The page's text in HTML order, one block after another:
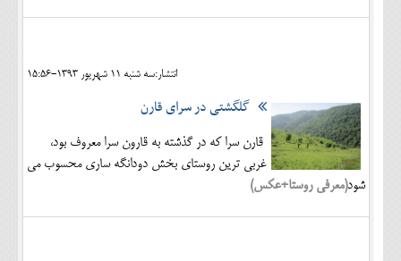
انتشار:سه شنبه 11 شهريور 1393-15:56
گلگشتی در سرای قارن
قارن سرا که در گذشته به قارون سرا معروف بود،
غربی ترین روستای بخش دودانگه ساری محسوب می
شود(معرفی روستا+عکس)